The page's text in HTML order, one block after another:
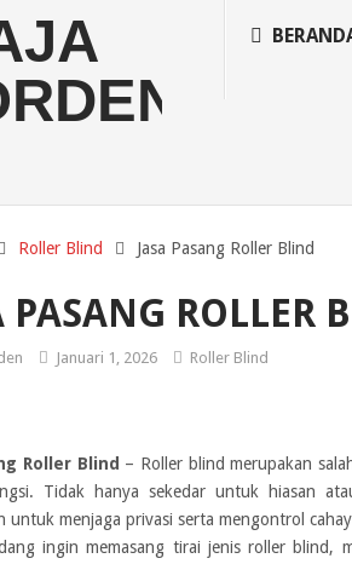
Roller Blind Jasa Pasang Roller Blind
PASANG ROLLER
Januari 1, 2026 Roller Blind
Roller Blind – Roller blind merupakan
Tidak hanya sekedar untuk hiasan
untuk menjaga privasi serta mengontrol
ingin memasang tirai jenis roller blind,